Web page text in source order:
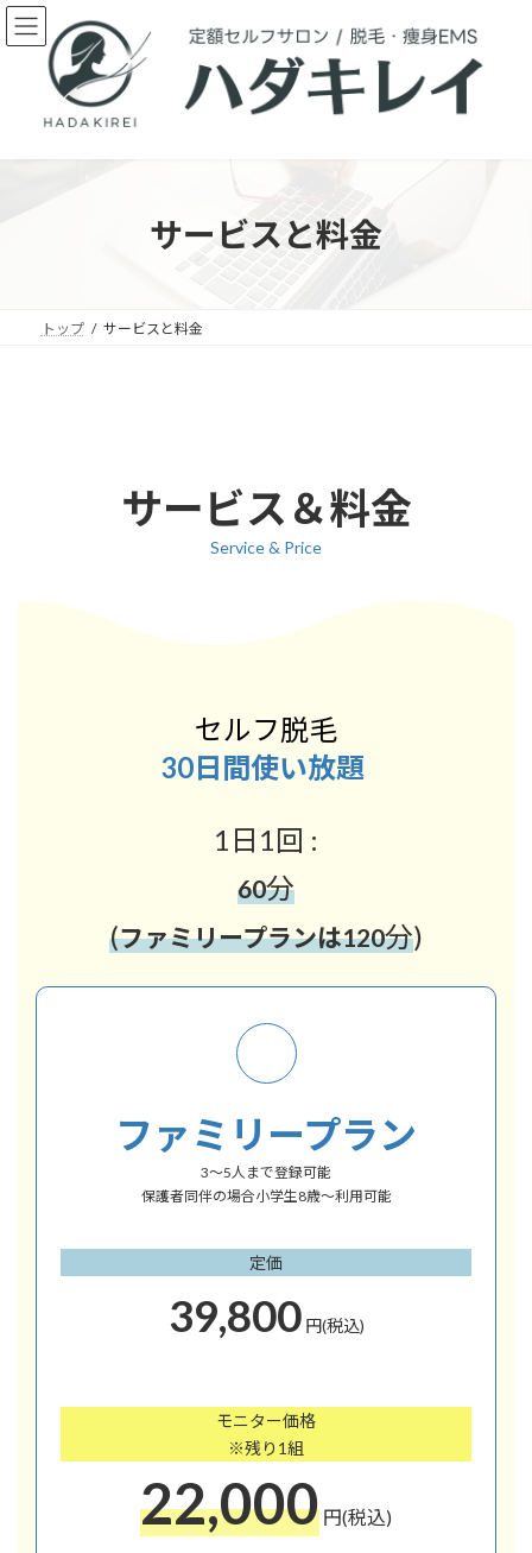
コ
ン
ナ
ビ
サービスと料金
トップ サービスと料金
サービス＆料金
Service & Price
セルフ脱毛
30日間使い放題
1日1回 :
60分
(ファミリープランは120分)
ファミリープラン
3～5人まで登録可能
保護者同伴の場合小学生8歳～利用可能
定価
39,800円(税込)
モニター価格
※残り1組
22,000 円(税込)